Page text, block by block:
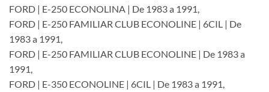
FORD | E-250 ECONOLINA | De 1983 a 1991,
FORD | E-250 FAMILIAR CLUB ECONOLINE | 6CIL | De
1983 a 1991,
FORD | E-250 FAMILIAR CLUB ECONOLINE | De 1983 a
1991,
FORD | E-350 ECONOLINE | 6CIL | De 1983 a 1991,